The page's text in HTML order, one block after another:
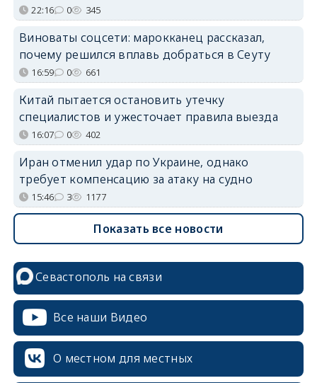
22:16 0 345
Виноваты соцсети: марокканец рассказал,
почему решился вплавь добраться в Сеуту
16:59 0 661
Китай пытается остановить утечку
специалистов и ужесточает правила выезда
16:07 0 402
Иран отменил удар по Украине, однако
требует компенсацию за атаку на судно
15:46 3 1177
Показать все новости
Севастополь на связи
Все наши Видео
О местном для местных